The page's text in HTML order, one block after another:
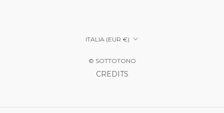
Paese/Area
ITALIA (EUR €)
© SOTTOTONO
CREDITS